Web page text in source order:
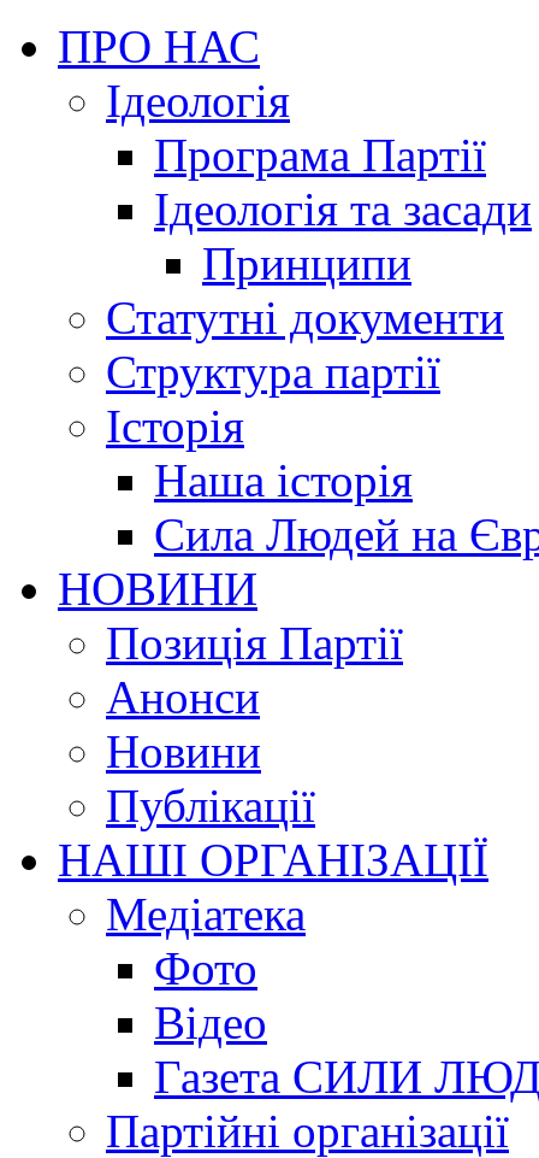
ПРО НАС
Ідеологія
Програма Партії
Ідеологія та засади
Принципи
Статутні документи
Структура партії
Історія
Наша історія
Сила Людей на
НОВИНИ
Позиція Партії
Анонси
Новини
Публікації
НАШІ ОРГАНІЗАЦІЇ
Медіатека
Фото
Відео
Газета СИЛИ
Партійні організації